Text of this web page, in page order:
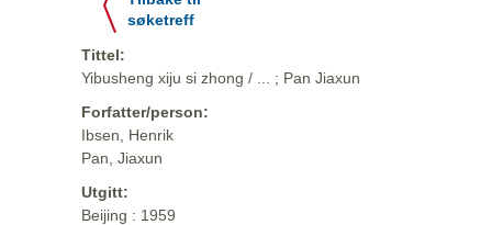
søketreff
Tittel:
Yibusheng xiju si zhong / ... ; Pan Jiaxun
Forfatter/person:
Ibsen, Henrik
Pan, Jiaxun
Utgitt:
Beijing : 1959